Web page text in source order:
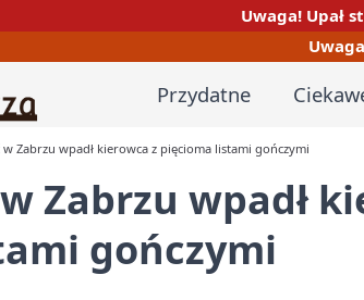
Uwaga! Upał
Przydatne
Zabrzu wpadł kierowca z pięcioma listami gończymi
Zabrzu wpadł
gończymi